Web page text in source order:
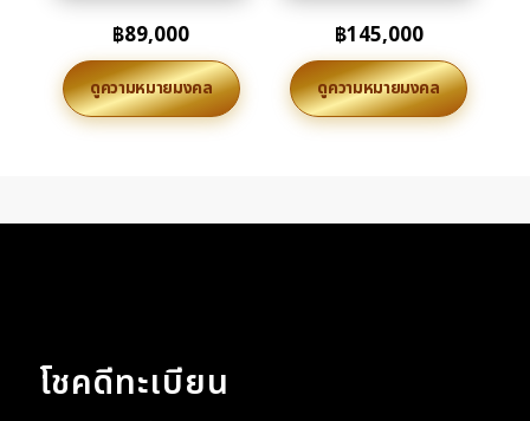
฿89,000
ดูความหมายมงคล
฿145,000
ดูความหมายมงคล
โชคดีทะเบียน